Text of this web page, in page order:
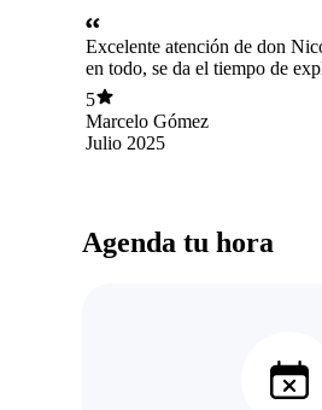
Excelente atención de don
en todo, se da el tiempo de
que sea necesario, muy
asesoria por el caso de mi
5
Marcelo Gómez
Julio 2025
Agenda tu hora